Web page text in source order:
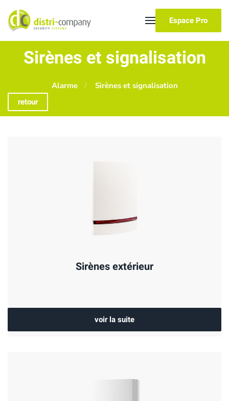
Skip to main content
Espace Pro
Sirènes et signalisation
Alarme Sirènes et signalisation
retour
Sirènes extérieur
voir la suite